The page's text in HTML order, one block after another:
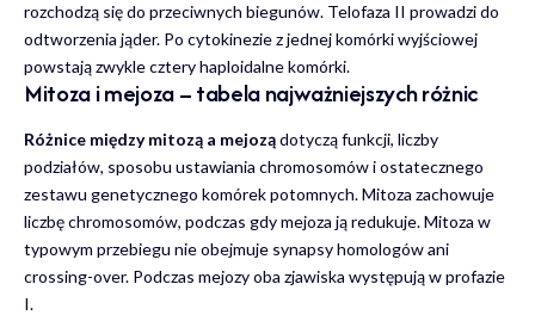
rozchodzą się do przeciwnych biegunów. Telofaza II prowadzi do
odtworzenia jąder. Po cytokinezie z jednej komórki wyjściowej
powstają zwykle cztery haploidalne komórki.
Mitoza i mejoza – tabela najważniejszych różnic
Różnice między mitozą a mejoządotyczą funkcji, liczby
podziałów, sposobu ustawiania chromosomów i ostatecznego
zestawu genetycznego komórek potomnych. Mitoza zachowuje
liczbę chromosomów, podczas gdy mejoza ją redukuje. Mitoza w
typowym przebiegu nie obejmuje synapsy homologów ani
crossing-over. Podczas mejozy oba zjawiska występują w profazie
I.